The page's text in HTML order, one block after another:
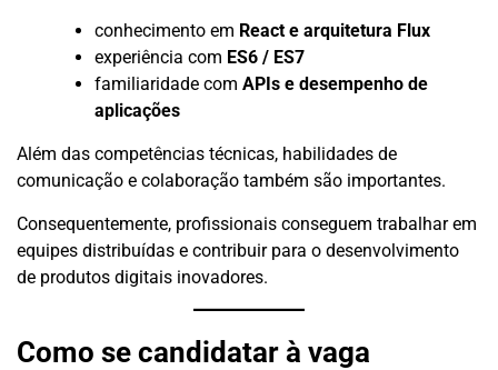
conhecimento em React e arquitetura Flux
experiência com ES6 / ES7
familiaridade com APIs e desempenho de
aplicações
Além das competências técnicas, habilidades de
comunicação e colaboração também são importantes.
Consequentemente, profissionais conseguem trabalhar em
equipes distribuídas e contribuir para o desenvolvimento
de produtos digitais inovadores.
Como se candidatar à vaga